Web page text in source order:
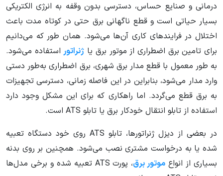
درمانی و صنایع حساس، دسترسی بدون وقفه به انرژی الکتریکی
بسیار حیاتی است و قطع ناگهانی برق حتی در کوتاه مدت باعث
اختلال در فرایندهای کاری آن‌ها می‌شود. همان طور که می‌دانیم
برای تامین برق اضطراری از موتور برق یا ژنراتوراستفاده می‌شود.
به طور معمول با قطع مدار برق شهری، برق اضطراری به‌طور دستی
وارد مدار می‌شود، بنابراین در این فاصله زمانی، دسترسی تجهیزات
به برق قطع می‌گردد. اما راهکاری که برای این مشکل وجود دارد
استفاده از تابلو انتقال خودکار برق یا تابلو ATS است.
در بعضی از دیزل ژنراتورها، تابلو ATS روی خود دستگاه تعبیه
شده یا به درخواست مشتری نصب می‌شود. همچنین بر روی بدنه
بسیاری از انواع موتور برق
، پورت ATS تعبیه شده و برخی مدل‌ها